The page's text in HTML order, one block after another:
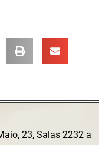
23, Salas 2232 a